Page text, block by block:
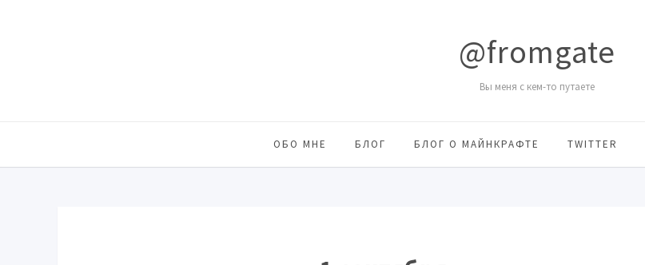
@fromgate
Вы меня с кем-то путаете
ОБО МНЕ БЛОГ БЛОГ О МАЙНКРАФТЕ TWITTER